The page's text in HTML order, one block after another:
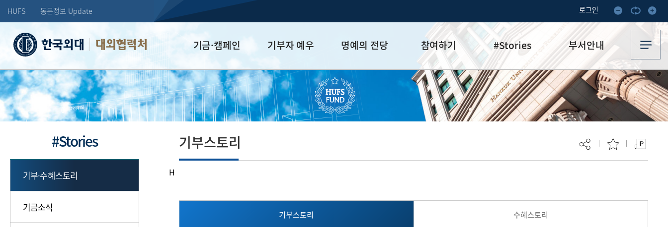
HUFS 동문정보 Update 로그인
대외협력처 기금·캠페인
학교발전기금
장학기금
선배드림 장학금
기부자 예우
예우 프로그램
세제 혜택
명예의 전당
HUFS Honor
Diamond Club
Platinum Club
참여하기
참여방법
기부하기
잠재기부자 추천
#Stories
기부·수혜스토리
기금소식
이달의 기부자
부서안내
업무안내
오시는 길
#Stories
기부·수혜스토리
기금소식
H
기부스토리
기부스토리 수혜스토리